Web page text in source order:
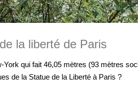
la liberté de Paris
York qui fait 46,05 mètres (93 mètres
de la Statue de la Liberté à Paris ?